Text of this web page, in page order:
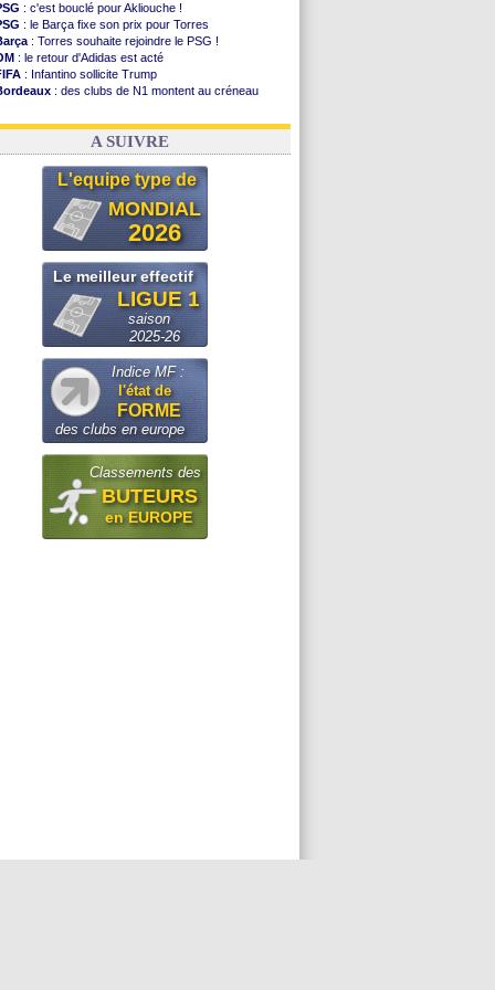
: c'est bouclé pour Akliouche !
: le Barça fixe son prix pour Torres
: Torres souhaite rejoindre le PSG !
: le retour d'Adidas est acté
: Infantino sollicite Trump
: des clubs de N1 montent au créneau
: le démenti de Leipzig pour Diomandé
A SUIVRE
L'equipe type de
MONDIAL
2026
Le meilleur effectif
LIGUE 1
saison
2025-26
Indice MF :
l'état de
FORME
des clubs en europe
Classements des
BUTEURS
en EUROPE